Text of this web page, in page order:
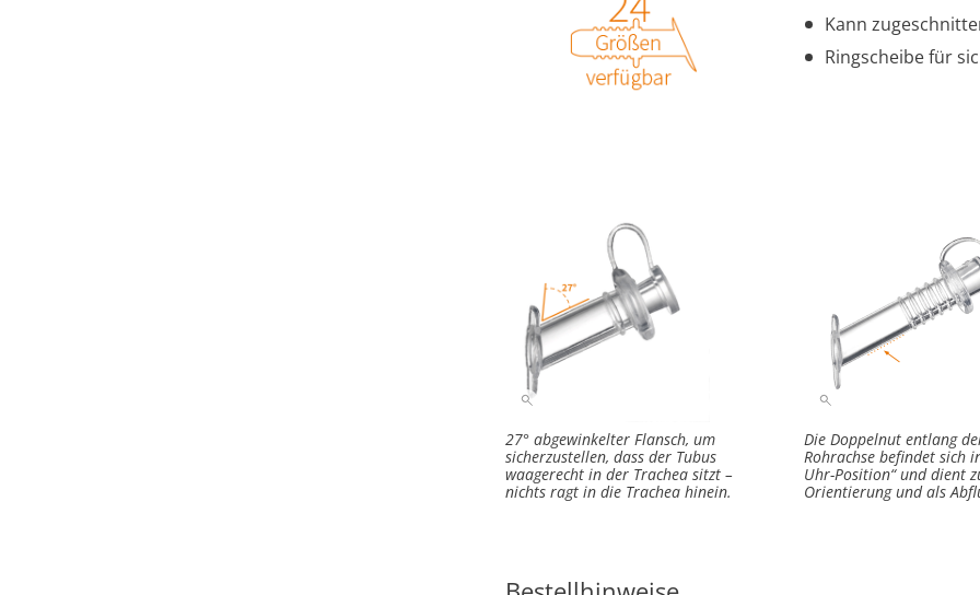
Kann
Ringscheibe für
27° abgewinkelter Flansch, um
sicher­zustellen, dass der Tubus
waagerecht in der Trachea sitzt –
nichts ragt in die Trachea hinein.
Die Doppelnut entlang
Rohrachse befindet sich
Uhr-Position“ und dient
Orientierung und als